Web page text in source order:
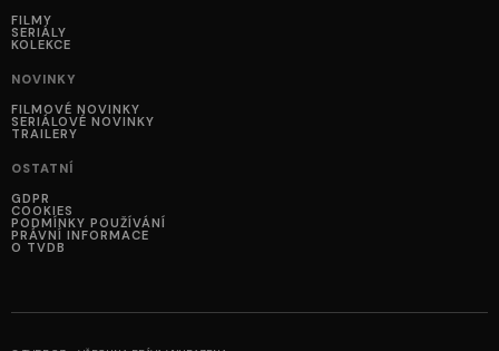
FILMY
SERIÁLY
KOLEKCE
NOVINKY
FILMOVÉ NOVINKY
SERIÁLOVÉ NOVINKY
TRAILERY
OSTATNÍ
GDPR
COOKIES
PODMÍNKY POUŽÍVÁNÍ
PRÁVNÍ INFORMACE
O TVDB